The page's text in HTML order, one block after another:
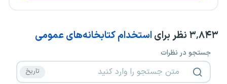
۳٬۸۴۳ نظر برای استخدام کتابخانه‌های عمومی
جستجو در نظرات